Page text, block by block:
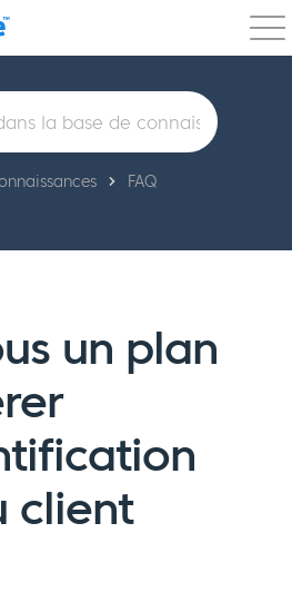
Clients Tarification
FAQ
un plan
client